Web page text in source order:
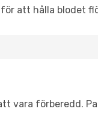
att hålla blodet
förberedd.